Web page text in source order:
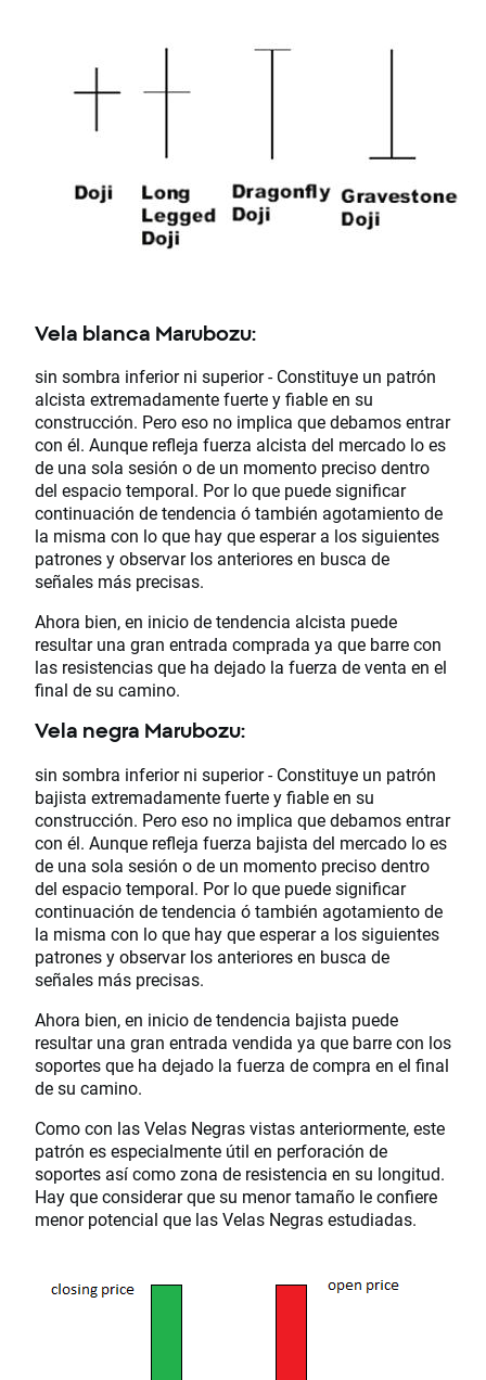
Vela blanca Marubozu:
sin sombra inferior ni superior - Constituye un patrón
alcista extremadamente fuerte y fiable en su
construcción. Pero eso no implica que debamos entrar
con él. Aunque refleja fuerza alcista del mercado lo es
de una sola sesión o de un momento preciso dentro
del espacio temporal. Por lo que puede significar
continuación de tendencia ó también agotamiento de
la misma con lo que hay que esperar a los siguientes
patrones y observar los anteriores en busca de
señales más precisas.
Ahora bien, en inicio de tendencia alcista puede
resultar una gran entrada comprada ya que barre con
las resistencias que ha dejado la fuerza de venta en el
final de su camino.
Vela negra Marubozu:
sin sombra inferior ni superior - Constituye un patrón
bajista extremadamente fuerte y fiable en su
construcción. Pero eso no implica que debamos entrar
con él. Aunque refleja fuerza bajista del mercado lo es
de una sola sesión o de un momento preciso dentro
del espacio temporal. Por lo que puede significar
continuación de tendencia ó también agotamiento de
la misma con lo que hay que esperar a los siguientes
patrones y observar los anteriores en busca de
señales más precisas.
Ahora bien, en inicio de tendencia bajista puede
resultar una gran entrada vendida ya que barre con los
soportes que ha dejado la fuerza de compra en el final
de su camino.
Como con las Velas Negras vistas anteriormente, este
patrón es especialmente útil en perforación de
soportes así como zona de resistencia en su longitud.
Hay que considerar que su menor tamaño le confiere
menor potencial que las Velas Negras estudiadas.